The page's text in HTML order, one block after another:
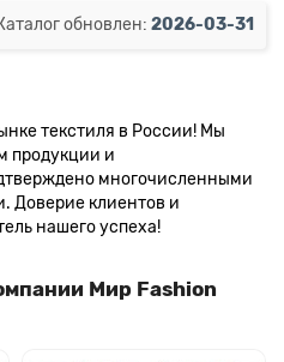
обновлен: 2026-03-31
текстиля в России! Мы
продукции и
многочисленными
Доверие клиентов и
нашего успеха!
Мир Fashion